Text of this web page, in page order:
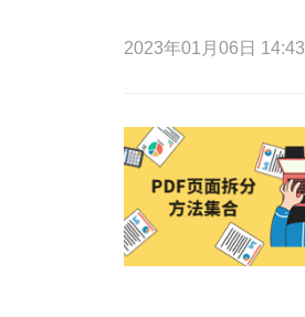
2023年01月06日 14:43